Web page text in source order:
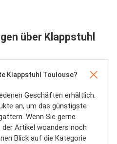
über Klappstuhl
Klappstuhl Toulouse?
Geschäften erhältlich.
an, um das günstigste
Wenn Sie gerne
Artikel woanders noch
Blick auf die Kategorie